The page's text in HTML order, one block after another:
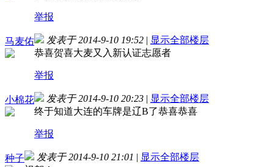
举报
马麦佑 发表于 2014-9-10 19:52 | 显示全部楼层
恭喜贺喜大麦又入新认证志愿者
举报
小棉花 发表于 2014-9-10 20:23 | 显示全部楼层
终于知道大连的车牌是辽B了恭喜恭喜
举报
种子 发表于 2014-9-10 21:01 | 显示全部楼层